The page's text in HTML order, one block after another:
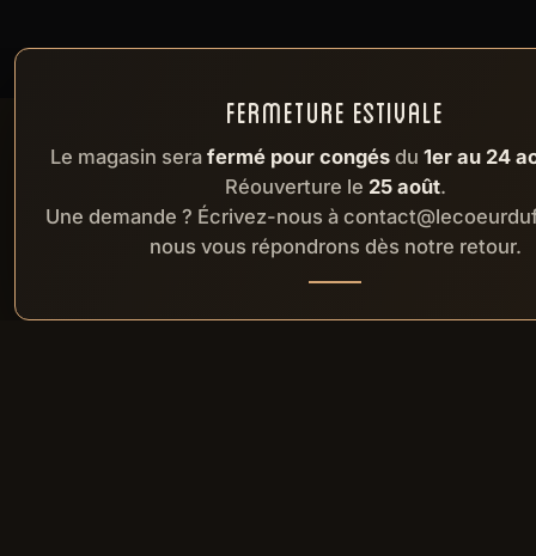
Le magasin sera fermé pour congés du 1er au 24
Réouverture le 25 août.
Une demande ? Écrivez-nous à
nous vous répondrons dès notre retour.